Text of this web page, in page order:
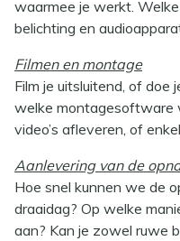
waarmee je werkt. Welke
belichting en
Filmen en montage
Film je uitsluitend, of
welke montagesoftware
video’s afleveren, of
Aanlevering van de
Hoe snel kunnen we de
draaidag? Op welke
aan? Kan je zowel ruwe